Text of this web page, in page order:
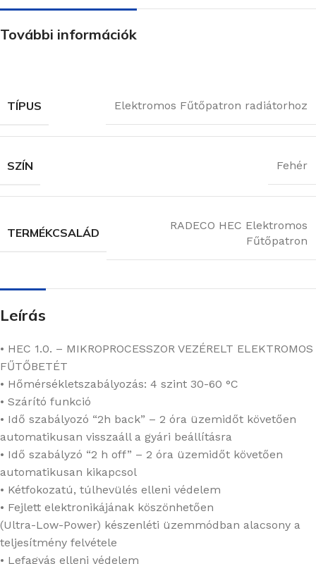
További információk
TÍPUS Elektromos Fűtőpatron radiátorhoz
SZÍN Fehér
TERMÉKCSALÁD
RADECO HEC Elektromos
Fűtőpatron
Leírás
• HEC 1.0. – MIKROPROCESSZOR VEZÉRELT ELEKTROMOS
FŰTŐBETÉT
• Hőmérsékletszabályozás: 4 szint 30-60 °C
• Szárító funkció
• Idő szabályozó “2h back” – 2 óra üzemidőt követően
automatikusan visszaáll a gyári beállításra
• Idő szabályzó “2 h off” – 2 óra üzemidőt követően
automatikusan kikapcsol
• Kétfokozatú, túlhevülés elleni védelem
• Fejlett elektronikájának köszönhetően
(Ultra-Low-Power) készenléti üzemmódban alacsony a
teljesítmény felvétele
• Lefagyás elleni védelem